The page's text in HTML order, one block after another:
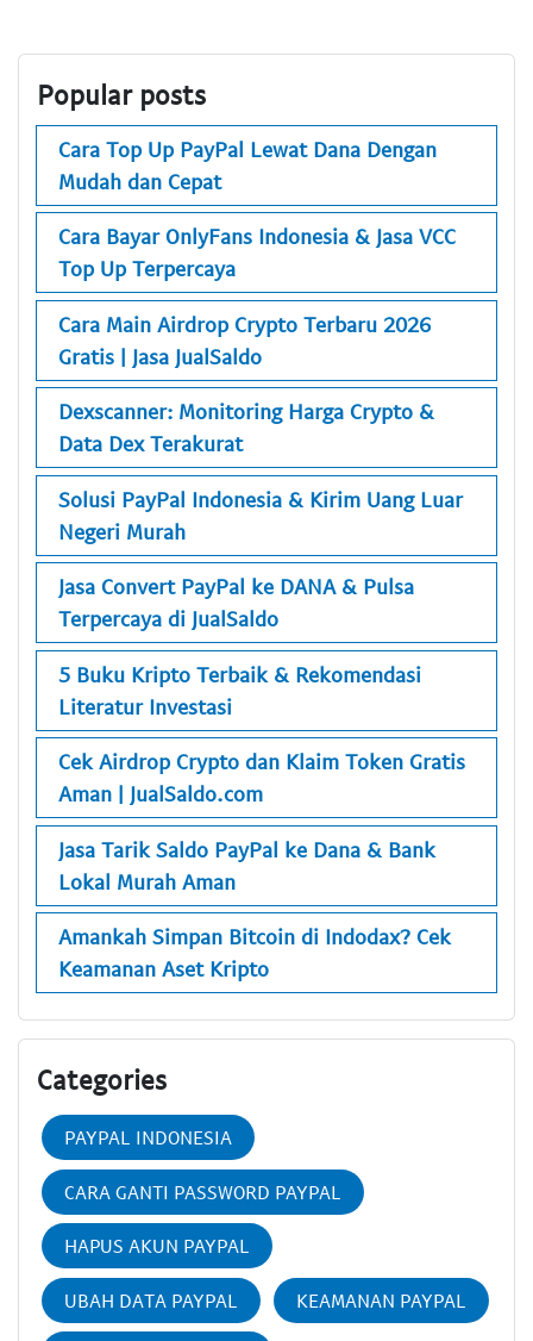
Popular posts
Cara Top Up PayPal Lewat Dana Dengan
Mudah dan Cepat
Cara Bayar OnlyFans Indonesia & Jasa VCC
Top Up Terpercaya
Cara Main Airdrop Crypto Terbaru 2026
Gratis | Jasa JualSaldo
Dexscanner: Monitoring Harga Crypto &
Data Dex Terakurat
Solusi PayPal Indonesia & Kirim Uang Luar
Negeri Murah
Jasa Convert PayPal ke DANA & Pulsa
Terpercaya di JualSaldo
5 Buku Kripto Terbaik & Rekomendasi
Literatur Investasi
Cek Airdrop Crypto dan Klaim Token Gratis
Aman | JualSaldo.com
Jasa Tarik Saldo PayPal ke Dana & Bank
Lokal Murah Aman
Amankah Simpan Bitcoin di Indodax? Cek
Keamanan Aset Kripto
Categories
PAYPAL INDONESIA
CARA GANTI PASSWORD PAYPAL
HAPUS AKUN PAYPAL
UBAH DATA PAYPAL KEAMANAN PAYPAL